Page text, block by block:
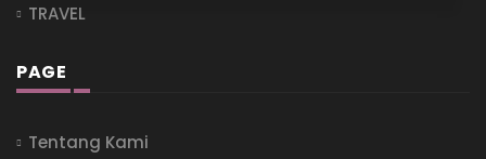
TRAVEL
PAGE
Tentang Kami